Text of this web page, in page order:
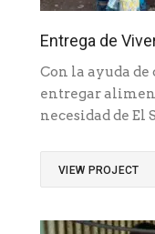
Entrega de
Con la ayuda
entregar
necesidad de El
VIEW PROJECT